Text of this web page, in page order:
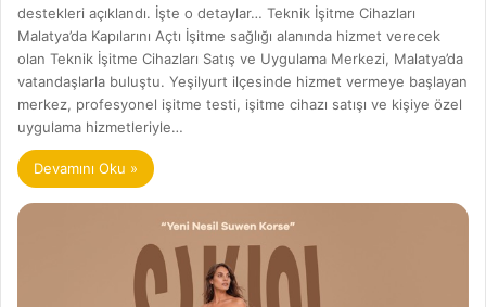
destekleri açıklandı. İşte o detaylar… Teknik İşitme Cihazları
Malatya’da Kapılarını Açtı İşitme sağlığı alanında hizmet verecek
olan Teknik İşitme Cihazları Satış ve Uygulama Merkezi, Malatya’da
vatandaşlarla buluştu. Yeşilyurt ilçesinde hizmet vermeye başlayan
merkez, profesyonel işitme testi, işitme cihazı satışı ve kişiye özel
uygulama hizmetleriyle…
Devamını Oku »